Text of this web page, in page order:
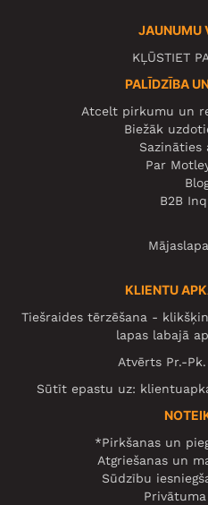
JAUNUMU
KĻŪSTIET
PALĪDZĪBA
Atcelt pirkumu un
Biežāk
Sazināties
Par
B2B
KLIENTU
Tiešraides tērzēšana -
lapas labajā
Atvērts Pr.-
Sūtīt epastu uz:
*Pirkšanas un
Atgriešanas un
Sūdzību